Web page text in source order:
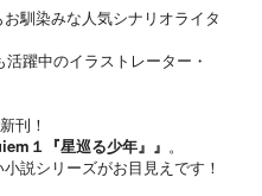
馴染みな人気シナリオライタ
躍中のイラストレーター・
刊！
１『星巡る少年』』 。
説シリーズがお目見えです！